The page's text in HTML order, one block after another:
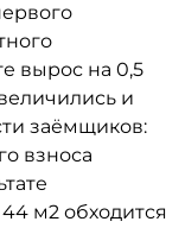
вырос на 0,5
и
заёмщиков:
взноса
м2 обходится